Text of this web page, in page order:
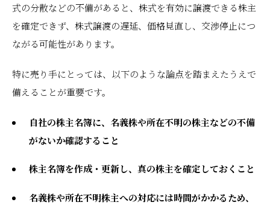
式の分散などの不備があると、株式を有効に譲渡できる株主
を確定できず、株式譲渡の遅延、価格見直し、交渉停止につ
ながる可能性があります。
特に売り手にとっては、以下のような論点を踏まえたうえで
備えることが重要です。
自社の株主名簿に、名義株や所在不明の株主などの不備
がないか確認すること
株主名簿を作成・更新し、真の株主を確定しておくこと
名義株や所在不明株主への対応には時間がかかるため、